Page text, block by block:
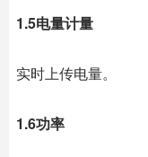
1.5电量计量
实时上传电量。
1.6功率